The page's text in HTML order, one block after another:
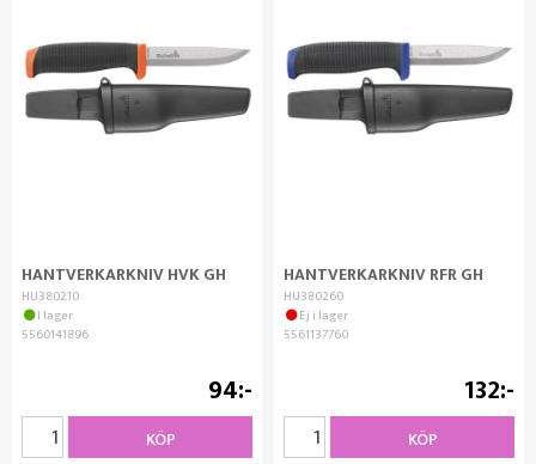
HANTVERKARKNIV HVK GH
HU380210
I lager
5560141896
94
KÖP
HANTVERKARKNIV RFR GH
HU380260
Ej i lager
5561137760
132
KÖP